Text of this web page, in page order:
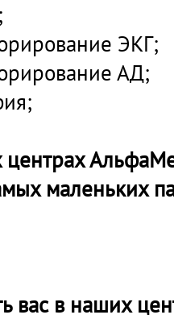
ЭКГ;
АД;
центрах
маленьких
вас в наших